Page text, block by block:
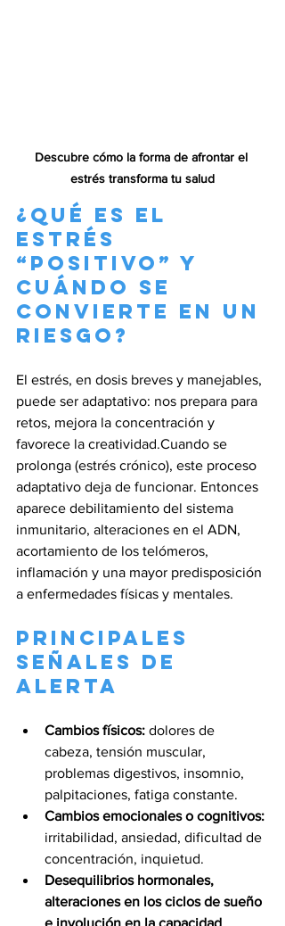
Descubre cómo la forma de afrontar el
estrés transforma tu salud
¿Qué es el
estrés
“positivo” y
cuándo se
convierte en un
riesgo?
El estrés, en dosis breves y manejables,
puede ser adaptativo: nos prepara para
retos, mejora la concentración y
favorece la creatividad.Cuando se
prolonga (estrés crónico), este proceso
adaptativo deja de funcionar. Entonces
aparece debilitamiento del sistema
inmunitario, alteraciones en el ADN,
acortamiento de los telómeros,
inflamación y una mayor predisposición
a enfermedades físicas y mentales.
Principales
señales de
alerta
Cambios físicos: dolores de
cabeza, tensión muscular,
problemas digestivos, insomnio,
palpitaciones, fatiga constante.
Cambios emocionales o cognitivos:
irritabilidad, ansiedad, dificultad de
concentración, inquietud.
Desequilibrios hormonales,
alteraciones en los ciclos de sueño
e involución en la capacidad